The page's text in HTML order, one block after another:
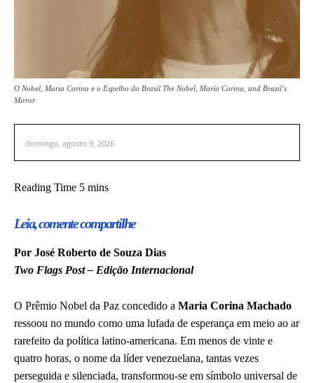
O Nobel, Maria Corina e o Espelho do Brasil The Nobel, María Corina, and Brazil’s
Mirror
domingo, agosto 9, 2026
Leia, comente compartilhe
Por José Roberto de Souza Dias
Two Flags Post – Edição Internacional
O Prêmio Nobel da Paz concedido a Maria Corina Machado
ressoou no mundo como uma lufada de esperança em meio ao ar
rarefeito da política latino-americana. Em menos de vinte e
quatro horas, o nome da líder venezuelana, tantas vezes
perseguida e silenciada, transformou-se em símbolo universal de